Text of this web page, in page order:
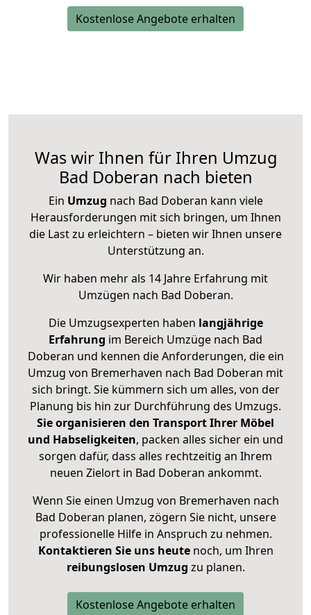
Kostenlose Angebote erhalten
Was wir Ihnen für Ihren Umzug
Bad Doberan nach bieten
Ein Umzug nach Bad Doberan kann viele
Herausforderungen mit sich bringen, um Ihnen
die Last zu erleichtern – bieten wir Ihnen unsere
Unterstützung an.
Wir haben mehr als 14 Jahre Erfahrung mit
Umzügen nach Bad Doberan.
Die Umzugsexperten haben langjährige
Erfahrung im Bereich Umzüge nach Bad
Doberan und kennen die Anforderungen, die ein
Umzug von Bremerhaven nach Bad Doberan mit
sich bringt. Sie kümmern sich um alles, von der
Planung bis hin zur Durchführung des Umzugs.
Sie organisieren den Transport Ihrer Möbel
und Habseligkeiten, packen alles sicher ein und
sorgen dafür, dass alles rechtzeitig an Ihrem
neuen Zielort in Bad Doberan ankommt.
Wenn Sie einen Umzug von Bremerhaven nach
Bad Doberan planen, zögern Sie nicht, unsere
professionelle Hilfe in Anspruch zu nehmen.
Kontaktieren Sie uns heutenoch, um Ihren
reibungslosen Umzug zu planen.
Kostenlose Angebote erhalten